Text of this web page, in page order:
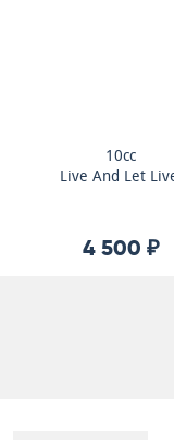
10cc
Live And Let
4 500 ₽